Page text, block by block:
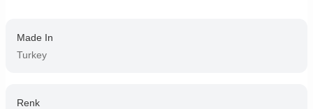
Made In
Turkey
Renk